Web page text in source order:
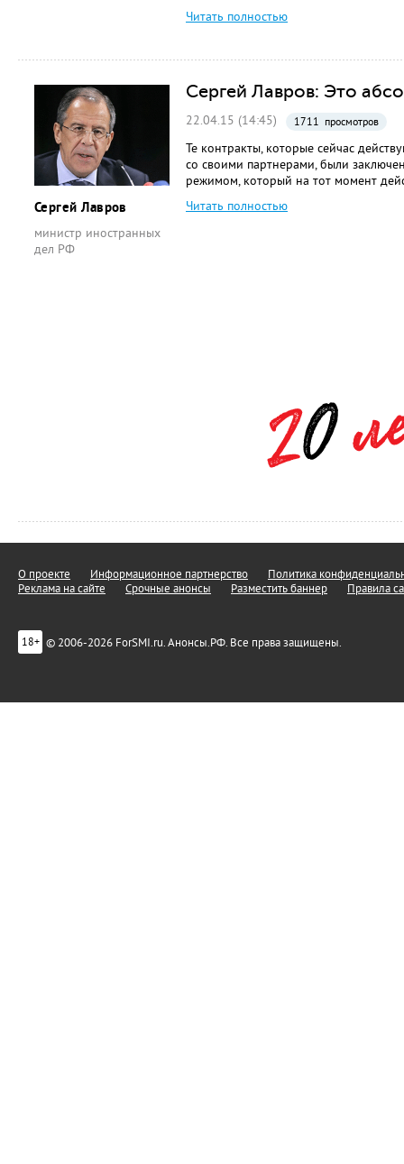
Читать полностью
Сергей Лавров
министр иностранных
дел РФ
Сергей Лавров: Это
22.04.15 (14:45) 1711 просмотров
Те контракты, которые сейчас
со своими партнерами, были
режимом, который на тот момент
Читать полностью
О проекте Информационное партнерство
Политика
Реклама на сайте
Срочные анонсы Разместить баннер Правила
18+ © 2006-2026 ForSMI.ru. Анонсы.РФ. Все права защищены.